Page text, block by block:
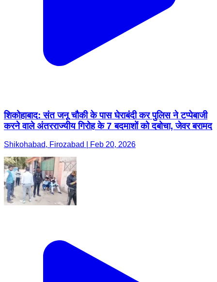
शिकोहाबाद: संत जनू चौकी के पास घेराबंदी कर पुलिस ने टप्पेबाजी
करने वाले अंतरराज्यीय गिरोह के 7 बदमाशों को दबोचा, जेवर बरामद
Shikohabad, Firozabad | Feb 20, 2026